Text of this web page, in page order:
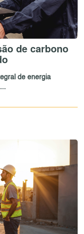
de carbono
de energia